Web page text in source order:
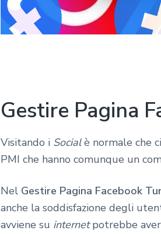
Gestire Pagina
Visitando i Socialè normale che
PMI che hanno comunque un
Nel Gestire Pagina Facebook
anche la soddisfazione degli
avviene su internetpotrebbe